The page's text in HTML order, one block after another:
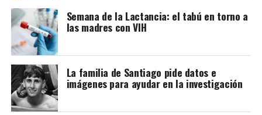
Semana de la Lactancia: el tabú en torno a
las madres con VIH
La familia de Santiago pide datos e
imágenes para ayudar en la investigación